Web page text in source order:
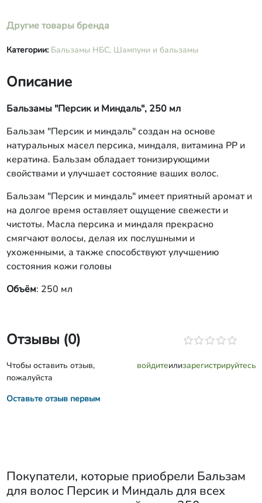
Другие товары бренда
Категории: Бальзамы НБС, Шампуни и бальзамы
Описание
Бальзамы "Персик и Миндаль", 250 мл
Бальзам "Персик и миндаль" создан на основе
натуральных масел персика, миндаля, витамина РР и
кератина. Бальзам обладает тонизирующими
свойствами и улучшает состояние ваших волос.
Бальзам "Персик и миндаль" имеет приятный аромат и
на долгое время оставляет ощущение свежести и
чистоты. Масла персика и миндаля прекрасно
смягчают волосы, делая их послушными и
ухоженными, а также способствуют улучшению
состояния кожи головы
Объём: 250 мл
Отзывы (0)
Чтобы оставить отзыв,
пожалуйста
войдитеилизарегистрируйтесь
Оставьте отзыв первым
Покупатели, которые приобрели Бальзам
для волос Персик и Миндаль для всех